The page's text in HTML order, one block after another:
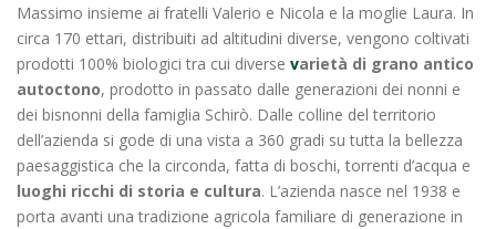
Massimo insieme ai fratelli Valerio e Nicola e la moglie Laura. In
circa 170 ettari, distribuiti ad altitudini diverse, vengono coltivati
prodotti 100% biologici tra cui diverse varietà di grano antico
autoctono, prodotto in passato dalle generazioni dei nonni e
dei bisnonni della famiglia Schirò. Dalle colline del territorio
dell’azienda si gode di una vista a 360 gradi su tutta la bellezza
paesaggistica che la circonda, fatta di boschi, torrenti d’acqua e
luoghi ricchi di storia e cultura. L’azienda nasce nel 1938 e
porta avanti una tradizione agricola familiare di generazione in